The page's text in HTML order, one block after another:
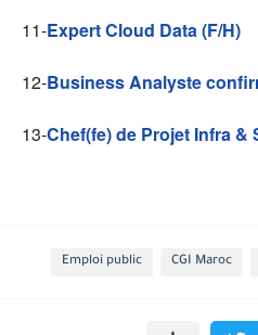
11-Expert Cloud Data (F/H)
12-Business Analyste
13-Chef(fe) de Projet Infra &
CGI Maroc
Emploi public